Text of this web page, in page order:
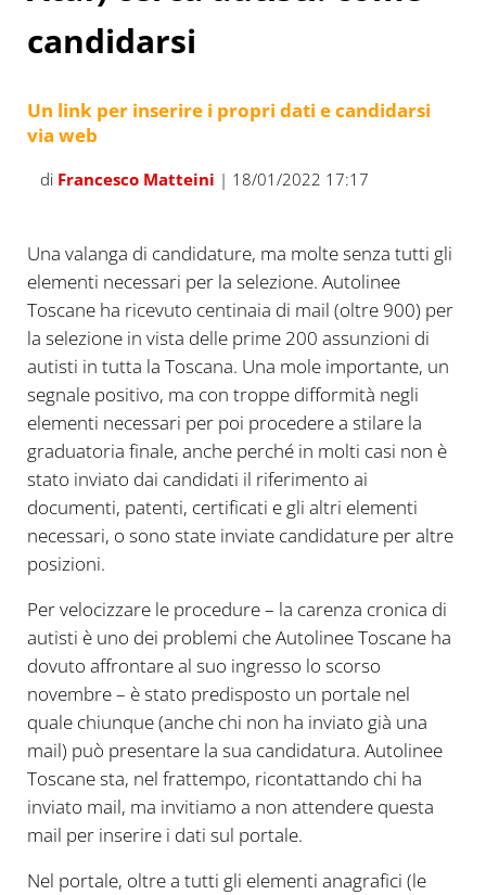
candidarsi
Un link per inserire i propri dati e candidarsi
via web
di Francesco Matteini | 18/01/2022 17:17
Una valanga di candidature, ma molte senza tutti gli
elementi necessari per la selezione. Autolinee
Toscane ha ricevuto centinaia di mail (oltre 900) per
la selezione in vista delle prime 200 assunzioni di
autisti in tutta la Toscana. Una mole importante, un
segnale positivo, ma con troppe difformità negli
elementi necessari per poi procedere a stilare la
graduatoria finale, anche perché in molti casi non è
stato inviato dai candidati il riferimento ai
documenti, patenti, certificati e gli altri elementi
necessari, o sono state inviate candidature per altre
posizioni.
Per velocizzare le procedure – la carenza cronica di
autisti è uno dei problemi che Autolinee Toscane ha
dovuto affrontare al suo ingresso lo scorso
novembre – è stato predisposto un portale nel
quale chiunque (anche chi non ha inviato già una
mail) può presentare la sua candidatura. Autolinee
Toscane sta, nel frattempo, ricontattando chi ha
inviato mail, ma invitiamo a non attendere questa
mail per inserire i dati sul portale.
Nel portale, oltre a tutti gli elementi anagrafici (le